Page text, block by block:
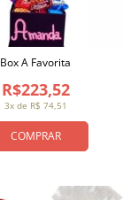
COMPRAR
3x de R$ 74,51
R$223,52
Box A Favorita